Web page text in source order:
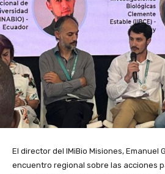
El director del IMiBio Misiones, Emanuel
encuentro regional sobre las acciones